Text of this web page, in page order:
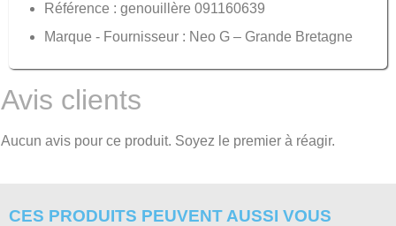
Référence : genouillère 091160639
Marque - Fournisseur : Neo G – Grande Bretagne
Avis clients
Aucun avis pour ce produit. Soyez le premier à réagir.
CES PRODUITS PEUVENT AUSSI VOUS